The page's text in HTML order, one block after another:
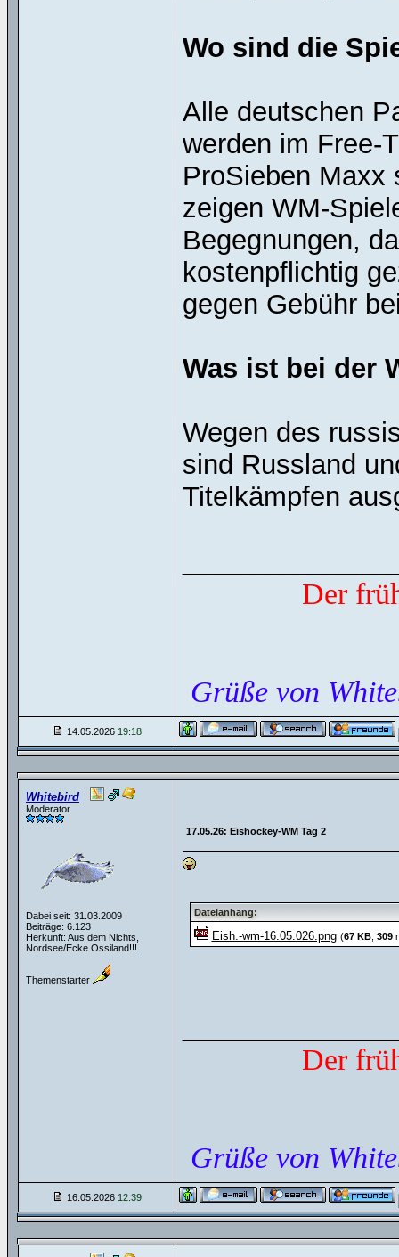
Wo sind die
Alle deutschen
werden im Free-
ProSieben Maxx
zeigen WM-
Begegnungen,
kostenpflichtig
gegen Gebühr
Was ist bei der
Wegen des
sind Russland
Titelkämpfen
Der
Grüße von
14.05.2026 19:18
Whitebird
Moderator
Dabei seit: 31.03.2009
Beiträge: 6.123
Herkunft: Aus dem Nichts,
Nordsee/Ecke Ossiland!!!
Themenstarter
17.05.26: Eishockey-WM Tag 2
Dateianhang:
Eish.-wm-16.05.026.png (67 KB, 309
Der
Grüße von
16.05.2026 12:39